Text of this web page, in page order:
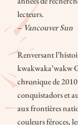
lecteurs.
–Vancouver Sun
Renversant
kwakwaka’wakw
chronique de
conquistadors et
aux frontières
couleurs féroces,